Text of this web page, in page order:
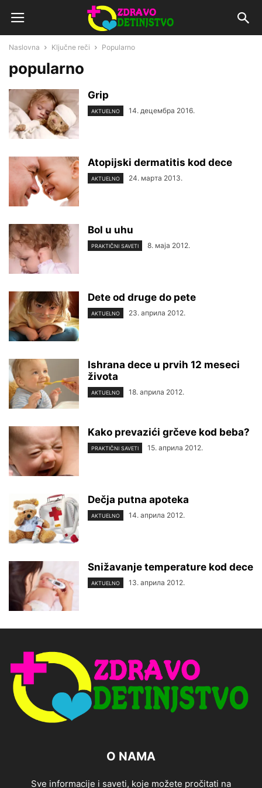
Naslovna Ključne reči Popularno
popularno
Grip
AKTUELNO 14. децембра 2016.
Atopijski dermatitis kod dece
AKTUELNO 24. марта 2013.
Bol u uhu
PRAKTIČNI SAVETI 8. маја 2012.
Dete od druge do pete
AKTUELNO 23. априла 2012.
Ishrana dece u prvih 12 meseci
života
AKTUELNO 18. априла 2012.
Kako prevazići grčeve kod beba?
PRAKTIČNI SAVETI 15. априла 2012.
Dečja putna apoteka
AKTUELNO 14. априла 2012.
Snižavanje temperature kod dece
AKTUELNO 13. априла 2012.
O NAMA
Sve informacije i saveti, koje možete pročitati na